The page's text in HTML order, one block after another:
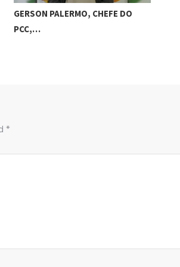
GERSON PALERMO, CHEFE DO
PCC,…
*